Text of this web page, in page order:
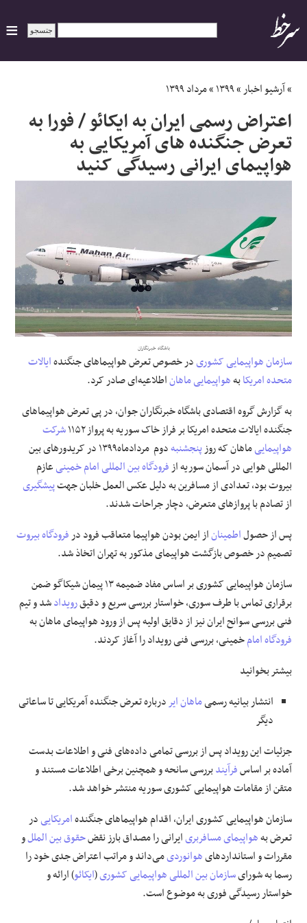
ایران
سیاسی
اقتصاد
جهان
اجتماعی
حوادث
علوم و فن آوری
فرهنگی و هنری
مقالات
»آرشیو اخبار»۱۳۹۹»مرداد ۱۳۹۹
اعتراض رسمی ایران به ایکائو / فورا به
تعرض جنگنده های آمریکایی به
هواپیمای ایرانی رسیدگی کنید
باشگاه خبرنگاران
سازمان هواپیمایی کشوریدر خصوص تعرض هواپیما‌های جنگندهایالات
متحده امریکابههواپیمایی ماهاناطلاعیه‌ای صادر کرد.
به گزارشگروه اقتصادی باشگاه خبرنگاران جوان،در پی تعرض هواپیما‌های
جنگنده ایالات متحده امریکا بر فراز خاک سوریه به پرواز ۱۱۵۲
شرکت
هواپیماییماهان که روزپنجشنبه
دوم مردادماه۱۳۹۹ در کریدور‌های بین
المللی هوایی در آسمان سوریه ازفرودگاه بین المللی امام خمینیعازم
بیروت بود، تعدادی از مسافرین به دلیل عکس العمل خلبان جهتپیشگیری
از تصادم با پرواز‌های متعرض، دچار جراحات شدند.
پس از حصولاطمیناناز ایمن بودن هواپیما متعاقب فرود درفرودگاه بیروت
تصمیم در خصوص بازگشت هواپیمای مذکور به تهران اتخاذ شد.
سازمان هواپیمایی کشوری بر اساس مفاد ضمیمه ۱۳ پیمان شیکاگو ضمن
برقراری تماس با طرف سوری، خواستار بررسی سریع و دقیقرویدادشد و تیم
فنی بررسی سوانح ایران نیز از دقایق اولیه پس از ورود هواپیمای ماهان به
فرودگاه امامخمینی، بررسی فنی رویداد را آغاز کردند.
بیشتر بخوانید
انتشار بیانیه رسمیماهان ایردرباره تعرض جنگنده آمریکایی تا ساعاتی
دیگر
جزئیات این رویداد پس از بررسی تمامی داده‌های فنی و اطلاعات بدست
آماده بر اساسفرآیندبررسی سانحه و همچنین برخی اطلاعات مستند و
متقن از مقامات هواپیمایی کشوری سوریه منتشر خواهد شد.
سازمان هواپیمایی کشوری ایران، اقدام هواپیما‌های جنگندهامریکاییدر
تعرض بههواپیمای مسافربریایرانی را مصداق بارز نقضحقوق بین المللو
مقررات و استاندارد‌هایهوانوردیمی‌داند و مراتب اعتراض جدی خود را
رسما به شورایسازمان بین المللی هواپیمایی کشوری(ایکائو) ارائه و
خواستار رسیدگی فوری به موضوع است.